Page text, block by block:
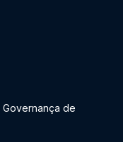
Governança de